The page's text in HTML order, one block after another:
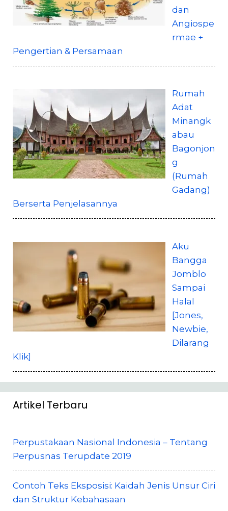
dan
Angiospe
rmae +
Pengertian & Persamaan
Rumah
Adat
Minangk
abau
Bagonjon
g
(Rumah
Gadang)
Berserta Penjelasannya
Aku
Bangga
Jomblo
Sampai
Halal
[Jones,
Newbie,
Dilarang
Klik]
Artikel Terbaru
Perpustakaan Nasional Indonesia – Tentang
Perpusnas Terupdate 2019
Contoh Teks Eksposisi: Kaidah Jenis Unsur Ciri
dan Struktur Kebahasaan